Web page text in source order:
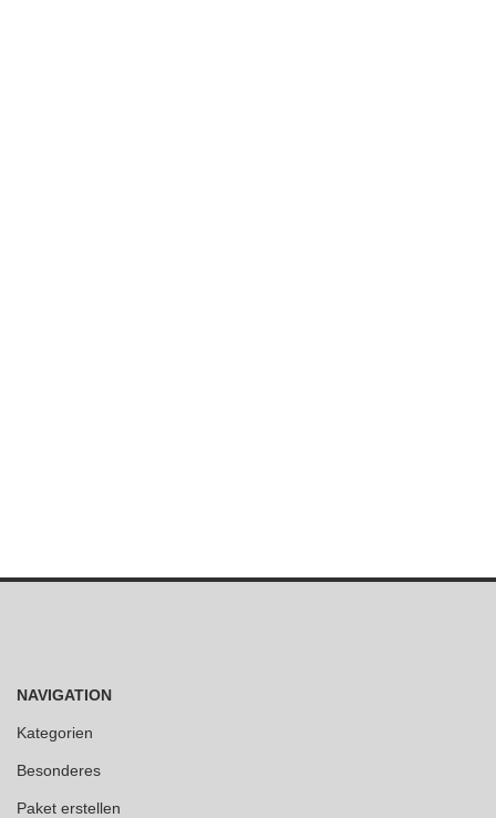
NAVIGATION
Kategorien
Besonderes
Paket erstellen